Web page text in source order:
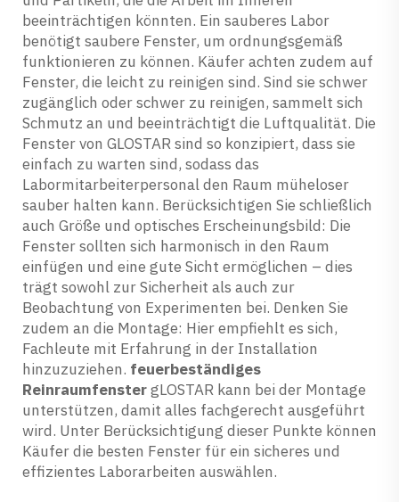
beeinträchtigen könnten. Ein sauberes Labor
benötigt saubere Fenster, um ordnungsgemäß
funktionieren zu können. Käufer achten zudem auf
Fenster, die leicht zu reinigen sind. Sind sie schwer
zugänglich oder schwer zu reinigen, sammelt sich
Schmutz an und beeinträchtigt die Luftqualität. Die
Fenster von GLOSTAR sind so konzipiert, dass sie
einfach zu warten sind, sodass das
Labormitarbeiterpersonal den Raum müheloser
sauber halten kann. Berücksichtigen Sie schließlich
auch Größe und optisches Erscheinungsbild: Die
Fenster sollten sich harmonisch in den Raum
einfügen und eine gute Sicht ermöglichen – dies
trägt sowohl zur Sicherheit als auch zur
Beobachtung von Experimenten bei. Denken Sie
zudem an die Montage: Hier empfiehlt es sich,
Fachleute mit Erfahrung in der Installation
hinzuzuziehen. feuerbeständiges
ReinraumfenstergLOSTAR kann bei der Montage
unterstützen, damit alles fachgerecht ausgeführt
wird. Unter Berücksichtigung dieser Punkte können
Käufer die besten Fenster für ein sicheres und
effizientes Laborarbeiten auswählen.